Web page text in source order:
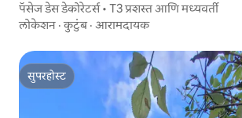
पॅसेज डेस डेकोरेटर्स • T3 प्रशस्त आणि मध्यवर्ती
लोकेशन ·कुटुंब· आरामदायक
सुपरहोस्ट
सुपरहोस्ट